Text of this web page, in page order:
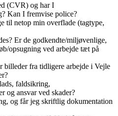
(CVR) og har I
Kan I fremvise police?
til netop min overflade (tagtype,
Er de godkendte/miljøvenlige,
opsugning ved arbejde tæt på
billeder fra tidligere arbejde i Vejle
faldsikring,
og ansvar ved skader?
og får jeg skriftlig dokumentation